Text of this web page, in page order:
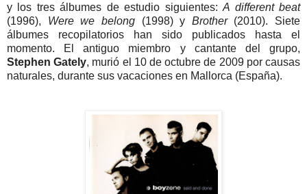
y los tres álbumes de estudio siguientes:A different beat
(1996), Were we belong (1998) y Brother(2010). Siete
álbumes recopilatorios han sido publicados hasta el
momento. El antiguo miembro y cantante del grupo,
Stephen Gately, murió el 10 de octubre de 2009 por causas
naturales, durante sus vacaciones en Mallorca (España).